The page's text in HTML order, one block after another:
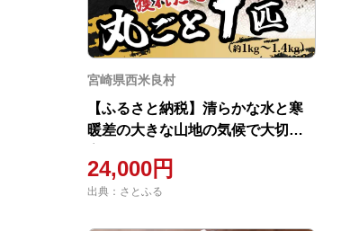
宮崎県西米良村
【ふるさと納税】清らかな水と寒
暖差の大きな山地の気候で大切に
海鮮
24,000円
出典：さとふる